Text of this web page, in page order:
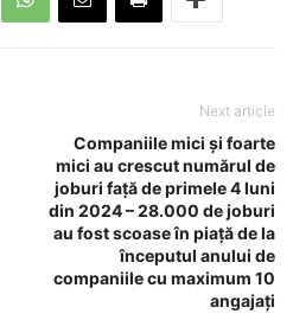
Next article
Companiile mici și foarte
mici au crescut numărul de
joburi față de primele 4 luni
din 2024 – 28.000 de joburi
au fost scoase în piață de la
începutul anului de
companiile cu maximum 10
angajați